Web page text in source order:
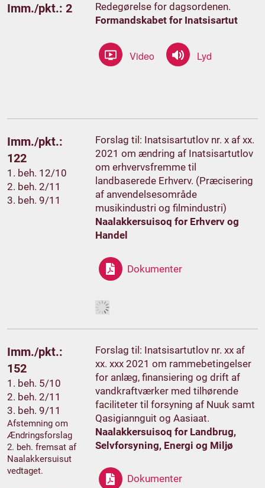
Imm./pkt.: 2
Redegørelse for dagsordenen.
Formandskabet for Inatsisartut
Imm./pkt.:
122
1. beh. 12/10
2. beh. 2/11
3. beh. 9/11
Forslag til: Inatsisartutlov nr. x af xx.
2021 om ændring af Inatsisartutlov
om erhvervsfremme til
landbaserede Erhverv. (Præcisering
af anvendelsesområde
musikindustri og filmindustri)
Naalakkersuisoq for Erhverv og
Handel
Dokumenter
Imm./pkt.:
152
1. beh. 5/10
2. beh. 2/11
3. beh. 9/11
Afstemning om
Ændringsforslag
2. beh. fremsat af
Naalakkersuisut
vedtaget.
Forslag til: Inatsisartutlov nr. xx af
xx. xxx 2021 om rammebetingelser
for anlæg, finansiering og drift af
vandkraftværker med tilhørende
faciliteter til forsyning af Nuuk samt
Qasigiannguit og Aasiaat.
Naalakkersuisoq for Landbrug,
Selvforsyning, Energi og Miljø
Dokumenter